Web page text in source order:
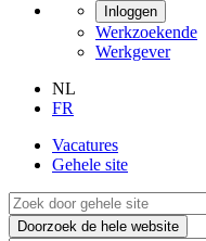
Inloggen
Werkzoekende
Werkgever
NL
FR
Vacatures
Gehele site